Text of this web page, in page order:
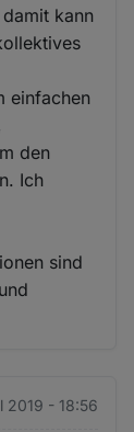
kann
einfachen
den
Ich
sind
2019 - 18:56